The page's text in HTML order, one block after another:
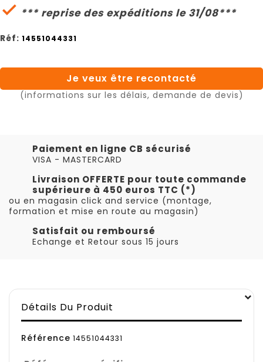
 *** reprise des expéditions le 31/08***
Réf: 14551044331
Je veux être recontacté
(informations sur les délais, demande de devis)
Paiement en ligne CB sécurisé
VISA - MASTERCARD
Livraison OFFERTE pour toute commande
supérieure à 450 euros TTC (*)
ou en magasin click and service (montage,
formation et mise en route au magasin)
Satisfait ou remboursé
Echange et Retour sous 15 jours
Détails Du Produit
Référence 14551044331